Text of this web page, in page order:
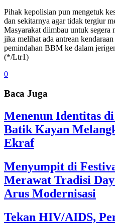
Pihak kepolisian pun mengetuk
dan sekitarnya agar tidak tergiur
Masyarakat diimbau untuk segera
jika melihat ada antrean
pemindahan BBM ke dalam
(*/Ltr1)
0
Baca Juga
Menenun Identitas
Batik Kayan
Ekraf
Menyumpit di
Merawat Tradisi
Arus Modernisasi
Tekan HIV/AIDS,